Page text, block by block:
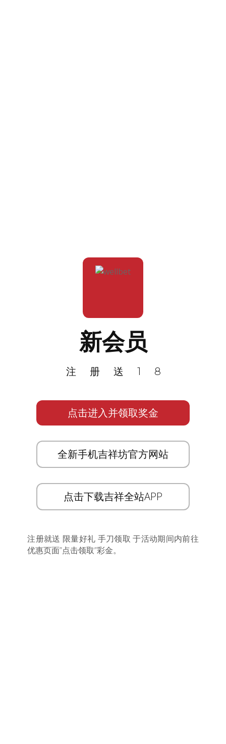
新会员
注册送18
点击进入并领取奖金
全新手机吉祥坊官方网站
点击下载吉祥全站APP
注册就送 限量好礼 手刀领取 于活动期间内前往
优惠页面”点击领取”彩金。